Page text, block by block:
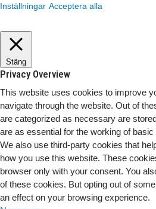
Inställningar Acceptera alla
Stäng
Privacy Overview
This website uses cookies to improve
navigate through the website. Out of
are categorized as necessary are
are as essential for the working of
We also use third-party cookies that
how you use this website. These
browser only with your consent. You
of these cookies. But opting out of
an effect on your browsing experience.